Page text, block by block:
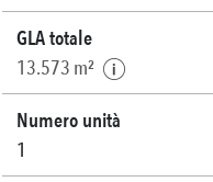
GLA totale
13.573 m²
Numero unità
1